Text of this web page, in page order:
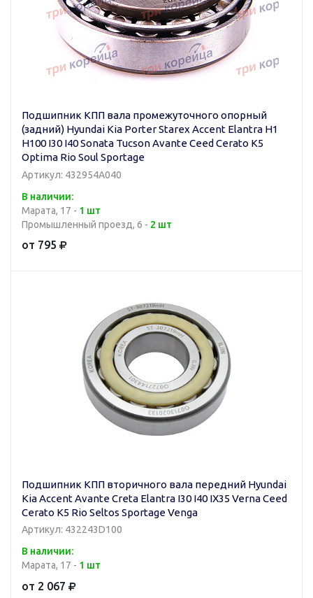
Подшипник КПП вала промежуточного опорный
(задний) Hyundai Kia Porter Starex Accent Elantra H1
H100 I30 I40 Sonata Tucson Avante Ceed Cerato K5
Optima Rio Soul Sportage
Артикул: 432954A040
В наличии:
Марата, 17 - 1 шт
Промышленный проезд, 6 - 2 шт
от 795
Подшипник КПП вторичного вала передний Hyundai
Kia Accent Avante Creta Elantra I30 I40 IX35 Verna Ceed
Cerato K5 Rio Seltos Sportage Venga
Артикул: 432243D100
В наличии:
Марата, 17 - 1 шт
от 2 067